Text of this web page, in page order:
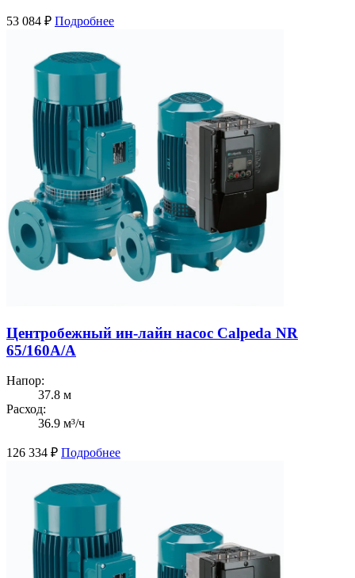
53 084 ₽ Подробнее
Центробежный ин-лайн насос Calpeda NR
65/160A/A
Напор:
37.8 м
Расход:
36.9 м³/ч
126 334 ₽ Подробнее